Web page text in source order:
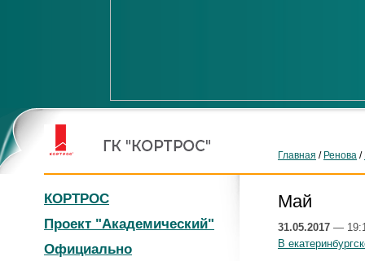
Главная / Ренова /
КОРТРОС
Проект "Академический"
Официально
Май
31.05.2017 —
В